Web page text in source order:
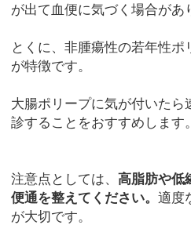
が出て血便に気づく場合があ
とくに、非腫瘍性の若年性
が特徴です。
大腸ポリープに気が付いたら
診することをおすすめします。
注意点としては、高脂肪や低
便通を整えてください。適度
が大切です。